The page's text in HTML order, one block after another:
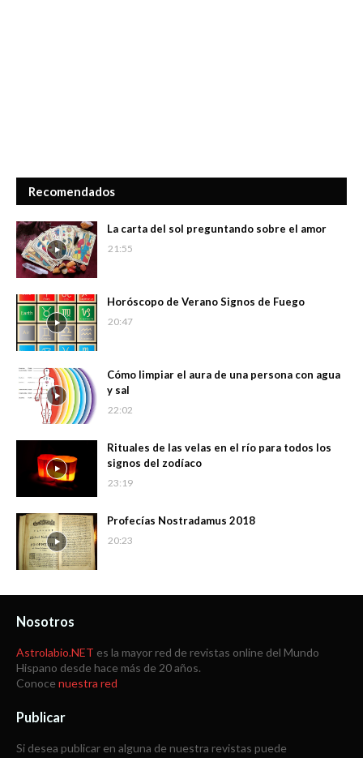
Recomendados
La carta del sol preguntando sobre el amor
21:55
Horóscopo de Verano Signos de Fuego
20:47
Cómo limpiar el aura de una persona con agua
y sal
22:02
Rituales de las velas en el río para todos los
signos del zodíaco
23:19
Profecías Nostradamus 2018
20:23
Nosotros
Astrolabio.NET es la mayor red de revistas online del Mundo
Hispano desde hace más de 20 años.
Conoce nuestra red
Publicar
Si desea publicar en alguna de nuestra revistas puede